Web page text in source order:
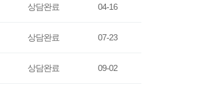
상담완료 04-16
상담완료 07-23
상담완료 09-02